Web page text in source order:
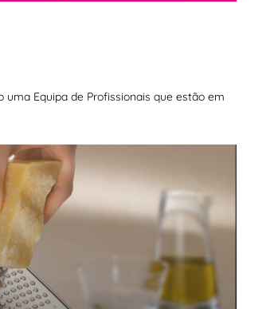
uma Equipa de Profissionais que estão em